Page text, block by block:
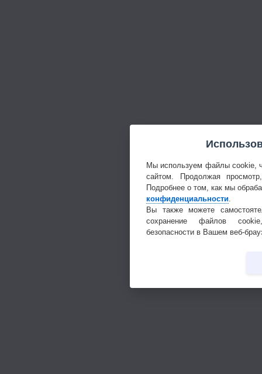
Мы используем файлы cookie,
сайтом. Продолжая
Подробнее о том, как мы
конфиденциальности
Вы также можете
сохранение файлов
безопасности в Вашем веб-